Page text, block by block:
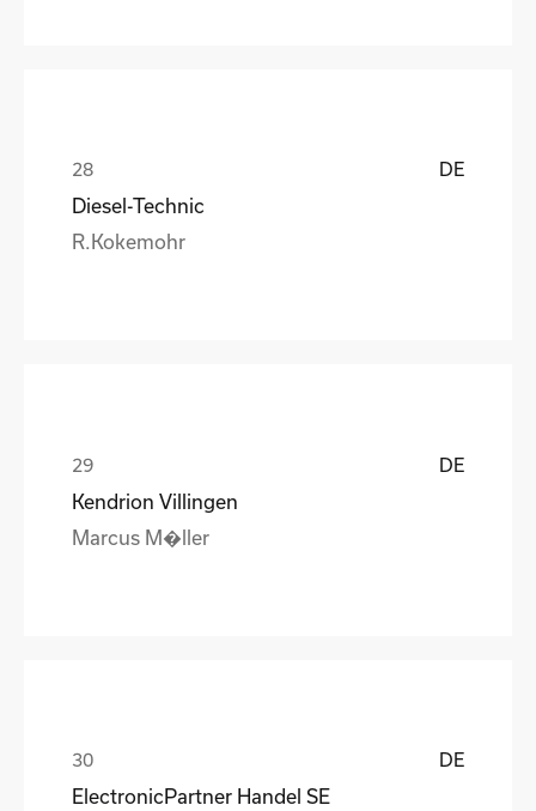
DE
Diesel-Technic
R.Kokemohr
DE
Kendrion Villingen
Marcus M�ller
DE
ElectronicPartner Handel SE